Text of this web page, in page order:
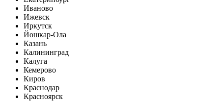
Иваново
Ижевск
Иркутск
Йошкар-Ола
Казань
Калининград
Калуга
Кемерово
Киров
Краснодар
Красноярск